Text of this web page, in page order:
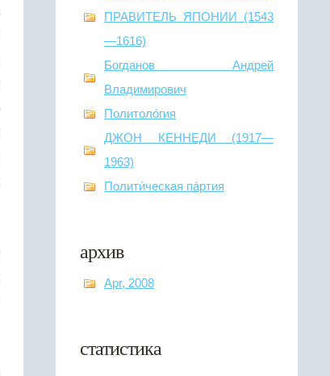
ПРАВИТЕЛЬ ЯПОНИИ (1543
—1616)
Богданов Андрей
Владимирович
Политоло́гия
ДЖОН КЕННЕДИ (1917—
1963)
Полити́ческая па́ртия
архив
Apr, 2008
статистика